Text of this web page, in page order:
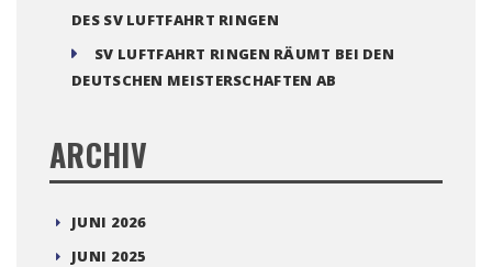
DES SV LUFTFAHRT RINGEN
SV LUFTFAHRT RINGEN RÄUMT BEI DEN
DEUTSCHEN MEISTERSCHAFTEN AB
ARCHIV
JUNI 2026
JUNI 2025